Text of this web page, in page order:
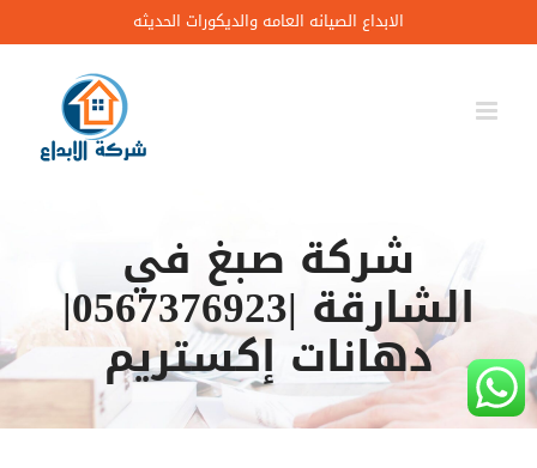
to
content
الابداع الصيانه العامه والديكورات الحديثه
شركة صبغ في
الشارقة |0567376923|
دهانات إكستريم